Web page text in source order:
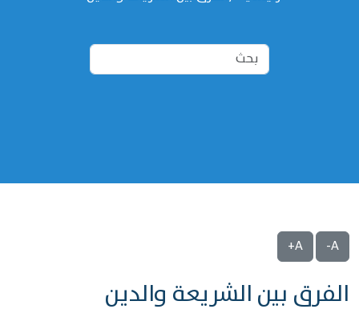
A-
A+
الفرق بين الشريعة والدين